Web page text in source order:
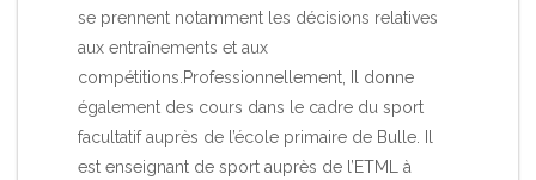
se prennent notamment les décisions relatives
aux entraînements et aux
compétitions.Professionnellement, Il donne
également des cours dans le cadre du sport
facultatif auprès de l’école primaire de Bulle. Il
est enseignant de sport auprès de l’ETML à